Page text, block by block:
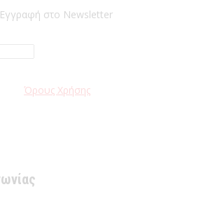
Εγγραφή στο Newsletter
Όρους Χρήσης